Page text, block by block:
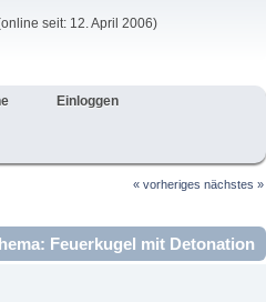
seit: 12. April 2006)
Einloggen
« vorheriges nächstes »
Feuerkugel mit Detonation
über der Bretagne (Gelesen